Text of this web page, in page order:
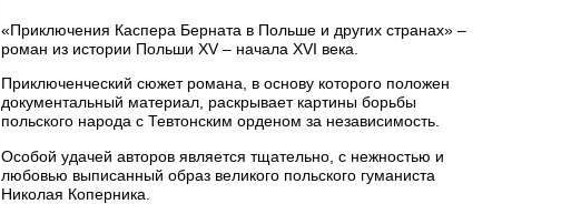
«Приключения Каспера Берната в Польше и других странах» –
роман из истории Польши XV – начала XVI века.
Приключенческий сюжет романа, в основу которого положен
документальный материал, раскрывает картины борьбы
польского народа с Тевтонским орденом за независимость.
Особой удачей авторов является тщательно, с нежностью и
любовью выписанный образ великого польского гуманиста
Николая Коперника.